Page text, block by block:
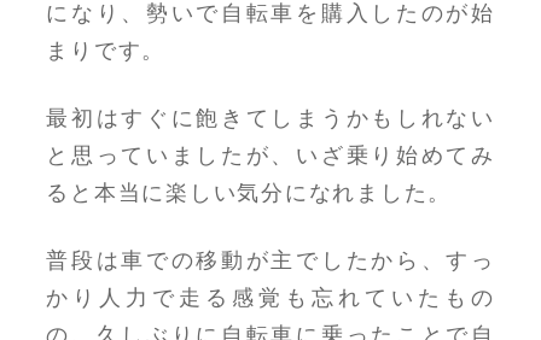
になり、勢いで自転車を購入したのが始
まりです。
最初はすぐに飽きてしまうかもしれない
と思っていましたが、いざ乗り始めてみ
ると本当に楽しい気分になれました。
普段は車での移動が主でしたから、すっ
かり人力で走る感覚も忘れていたもの